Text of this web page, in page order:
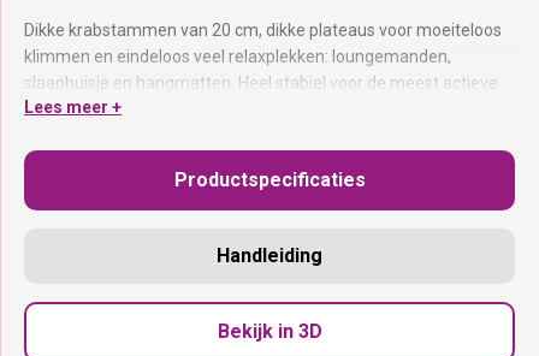
Dikke krabstammen van 20 cm, dikke plateaus voor moeiteloos
klimmen en eindeloos veel relaxplekken: loungemanden,
slaaphuisje en hangmatten. Heel stabiel voor de meest actieve
katten.
Dikke krabstammen van 20 cm zwarte sisal:
Dikke plateaus:Ook de zwaarste katten klimmen hier
Loungemanden, slaaphuisje + hangmatten:
Pepper pluche met zwarte sisal:
Afritsbare hangmat + uitwasbare kussens:
Lees meer +
Productspecificaties
Handleiding
Bekijk in 3D